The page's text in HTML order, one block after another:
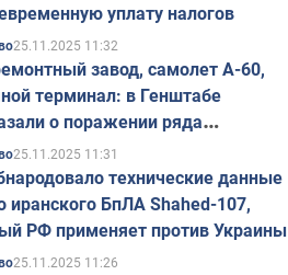
уплату налогов
25.11.2025 11:32
завод, самолет А-60,
терминал: в Генштабе
о поражении ряда
объектов России
25.11.2025 11:31
технические данные
иранского БпЛА Shahed-107,
РФ применяет против Украины
25.11.2025 11:26